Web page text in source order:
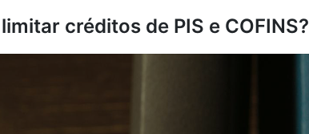
créditos de PIS e COFINS?